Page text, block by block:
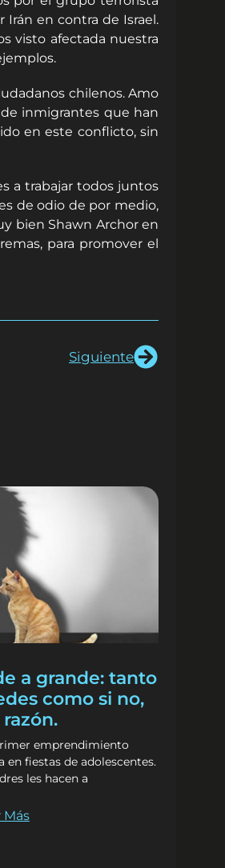
Irán en contra de Israel.
visto afectada nuestra
chilenos. Amo
inmigrantes que han
en este conflicto, sin
a trabajar todos juntos
de odio de por medio,
bien Shawn Archor en
para promover el
Siguiente
a grande: tanto
como si no,
emprendimiento
en fiestas de adolescentes.
les hacen a
Más